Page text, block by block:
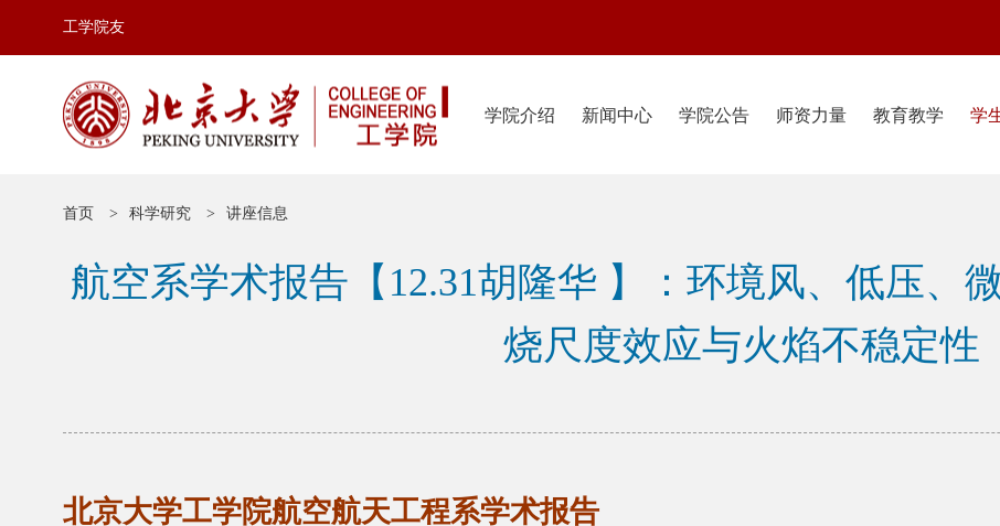
工学院友
学院介绍 新闻中心 学院公告 师资力量 教育教学 学
首页 科学研究 讲座信息
航空系学术报告【12.31胡隆华 】：环境风、低压、
烧尺度效应与火焰不稳定性
北京大学工学院航空航天工程系学术报告